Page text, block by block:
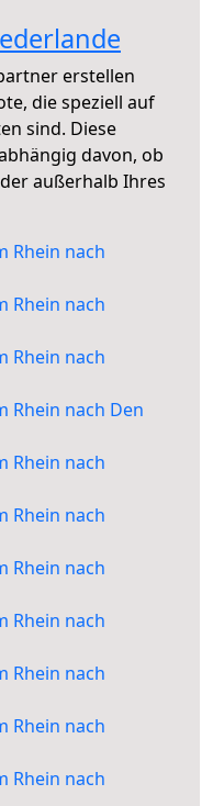
erstellen
die speziell auf
sind. Diese
davon, ob
außerhalb Ihres
Rhein nach
Rhein nach
Rhein nach
Rhein nach Den
Rhein nach
Rhein nach
Rhein nach
Rhein nach
Rhein nach
Rhein nach
Rhein nach